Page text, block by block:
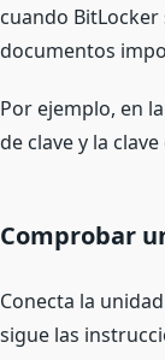
cuando
documentos
Por ejemplo, en
de clave y la
Comprobar
Conecta la
sigue las